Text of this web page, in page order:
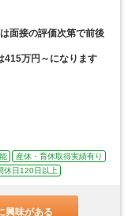
面接の評価次第で前後
415万円～になります
産休・育休取得実績有り
休日120日以上
興味がある